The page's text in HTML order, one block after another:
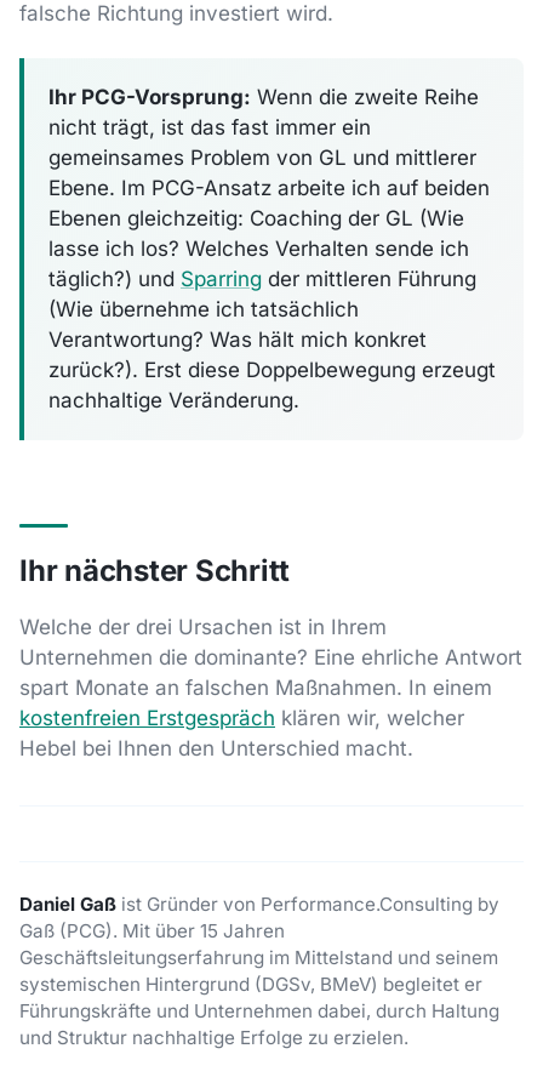
falsche Richtung investiert wird.
Ihr PCG-Vorsprung: Wenn die zweite Reihe
nicht trägt, ist das fast immer ein
gemeinsames Problem von GL und mittlerer
Ebene. Im PCG-Ansatz arbeite ich auf beiden
Ebenen gleichzeitig: Coaching der GL (Wie
lasse ich los? Welches Verhalten sende ich
täglich?) und Sparring der mittleren Führung
(Wie übernehme ich tatsächlich
Verantwortung? Was hält mich konkret
zurück?). Erst diese Doppelbewegung erzeugt
nachhaltige Veränderung.
Ihr nächster Schritt
Welche der drei Ursachen ist in Ihrem
Unternehmen die dominante? Eine ehrliche Antwort
spart Monate an falschen Maßnahmen. In einem
kostenfreien Erstgespräch klären wir, welcher
Hebel bei Ihnen den Unterschied macht.
Daniel Gaß ist Gründer von Performance.Consulting by
Gaß (PCG). Mit über 15 Jahren
Geschäftsleitungserfahrung im Mittelstand und seinem
systemischen Hintergrund (DGSv, BMeV) begleitet er
Führungskräfte und Unternehmen dabei, durch Haltung
und Struktur nachhaltige Erfolge zu erzielen.